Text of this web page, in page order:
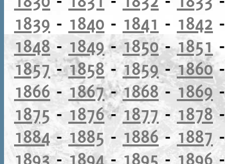
1839 - 1840 - 1841 - 1842
1848 - 1849-1850-1851
1857-1858-1859-1860
1866 - 1867-1868-1869
1875 - 1876-1877- 1878
1884-1885 - 1886- 1887
1893-1894-1895- 1896